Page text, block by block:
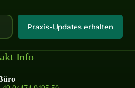
Praxis-Updates erhalten
Info